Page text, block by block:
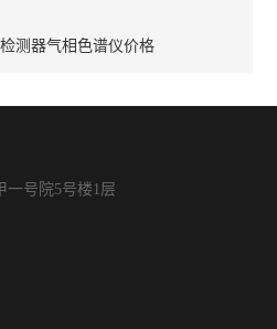
测器气相色谱仪价格
一号院5号楼1层